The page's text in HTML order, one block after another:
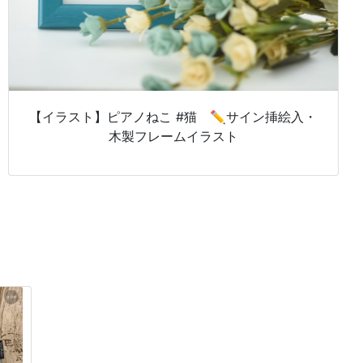
【イラスト】ピアノねこ #猫 ✏️サイン挿絵入・
木製フレームイラスト